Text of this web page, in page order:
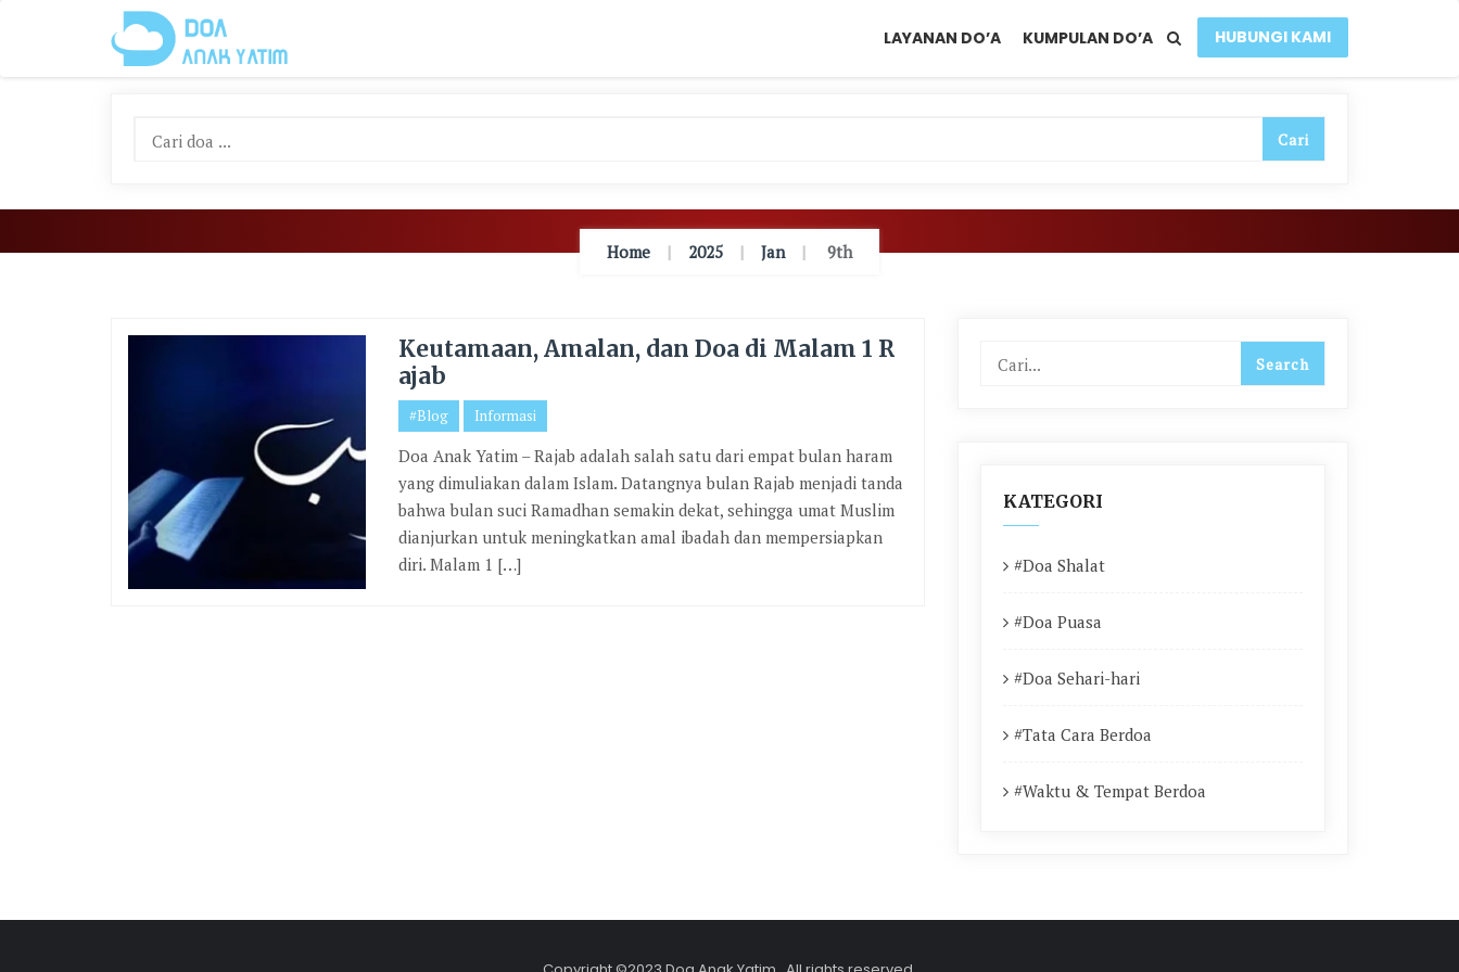
LAYANAN DO’A KUMPULAN DO’A HUBUNGI KAMI
Home 2025 Jan 9th
Keutamaan, Amalan, dan Doa di Malam 1 R
ajab
#Blog Informasi
Doa Anak Yatim – Rajab adalah salah satu dari empat bulan haram
yang dimuliakan dalam Islam. Datangnya bulan Rajab menjadi tanda
bahwa bulan suci Ramadhan semakin dekat, sehingga umat Muslim
dianjurkan untuk meningkatkan amal ibadah dan mempersiapkan
diri. Malam 1 […]
KATEGORI
#Doa Shalat
#Doa Puasa
#Doa Sehari-hari
#Tata Cara Berdoa
#Waktu & Tempat Berdoa